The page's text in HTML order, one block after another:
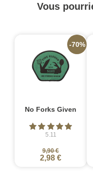
Vous
No Forks Given
5.11
9,90 €
2,98 €
-70%